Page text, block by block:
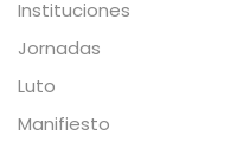
Instituciones
Jornadas
Luto
Manifiesto